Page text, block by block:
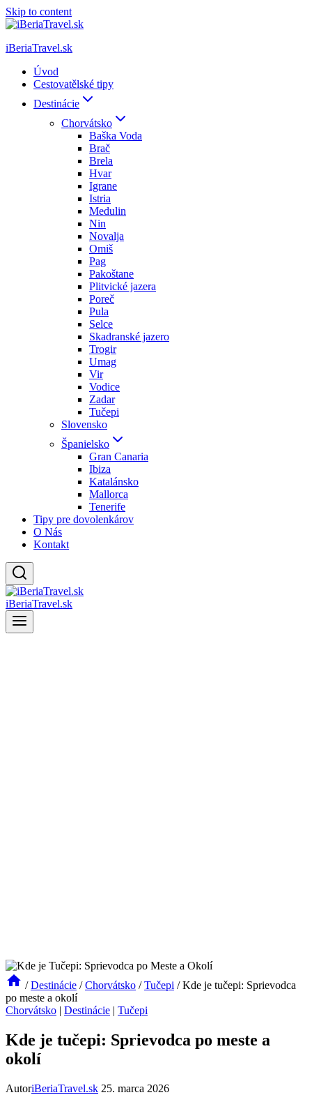
Skip to content
iBeriaTravel.sk
Úvod
Cestovatělské tipy
Destinácie
Chorvátsko
Baška Voda
Brač
Brela
Hvar
Igrane
Istria
Medulin
Nin
Novalja
Omiš
Pag
Pakoštane
Plitvické jazera
Poreč
Pula
Selce
Skadranské jazero
Trogir
Umag
Vir
Vodice
Zadar
Tučepi
Slovensko
Španielsko
Gran Canaria
Ibiza
Katalánsko
Mallorca
Tenerife
Tipy pre dovolenkárov
O Nás
Kontakt
iBeriaTravel.sk
/ Destinácie / Chorvátsko / Tučepi / Kde je tučepi: Sprievodca
po meste a okolí
Chorvátsko | Destinácie | Tučepi
Kde je tučepi: Sprievodca po meste a
okolí
AutoriBeriaTravel.sk 25. marca 2026